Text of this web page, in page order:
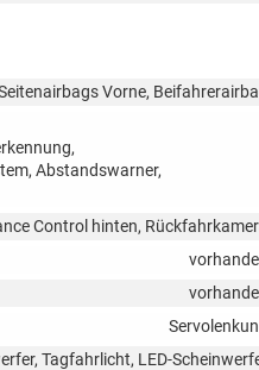
Vorne,
Abstandswarner,
Control hinten,
Tagfahrlicht, LED-